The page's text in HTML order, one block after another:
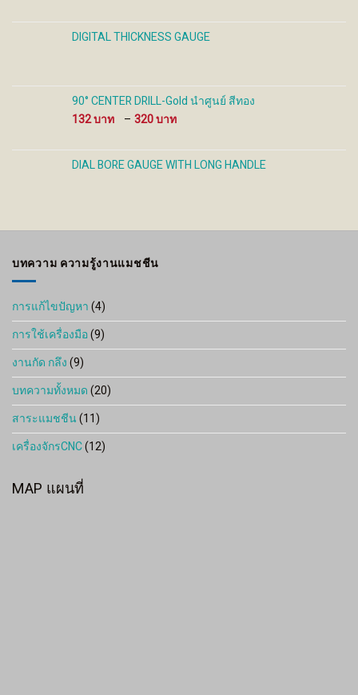
DIGITAL THICKNESS GAUGE
90° CENTER DRILL-Gold นำศูนย์ สีทอง
132
– 320
132 ฿
through
DIAL BORE GAUGE WITH LONG HANDLE
บทความ ความรู้งานแมชชีน
การแก้ไขปัญหา(4)
การใช้เครื่องมือ(9)
งานกัด กลึง(9)
บทความทั้งหมด(20)
สาระแมชชีน(11)
เครื่องจักรCNC(12)
MAP แผนที่